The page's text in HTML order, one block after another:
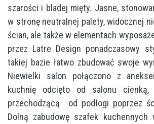
szarości i bladej mięty. Jasne,
w stronę neutralnej palety, widocznej
ścian, ale także w elementach
przez Latre Design ponadczasowy
takiej bazie łatwo zbudować swoje
Niewielki salon połączono z
kuchnię odcięto od salonu cienką,
przechodzącą od podłogi poprzez
Dolną zabudowę szafek kuchennych